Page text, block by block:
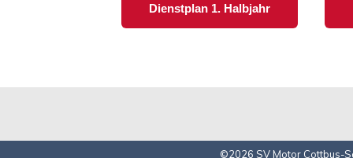
Dienstplan 1. Halbjahr
©2026 SV Motor Cottbus-